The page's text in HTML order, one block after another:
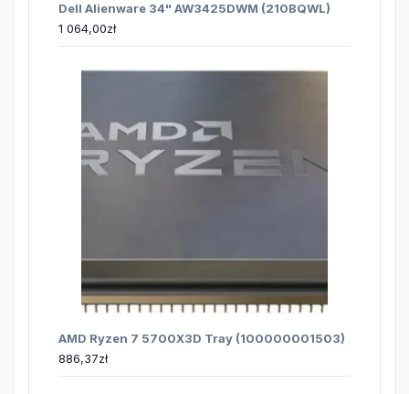
Dell Alienware 34" AW3425DWM (210BQWL)
1 064,00zł
AMD Ryzen 7 5700X3D Tray (100000001503)
886,37zł